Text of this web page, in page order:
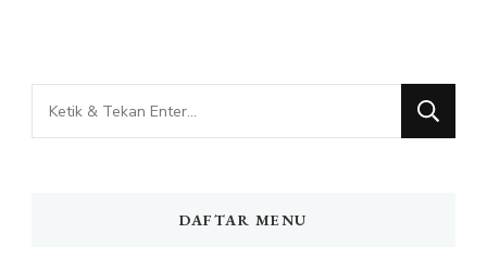
Mencari
Sesuatu?
DAFTAR MENU